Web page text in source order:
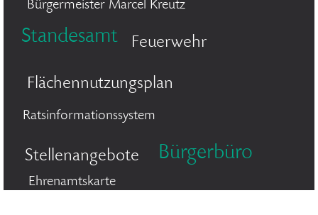
Bürgermeister Marcel Kreutz
Standesamt Feuerwehr
Flächennutzungsplan
Ratsinformationssystem
Stellenangebote Bürgerbüro
Ehrenamtskarte